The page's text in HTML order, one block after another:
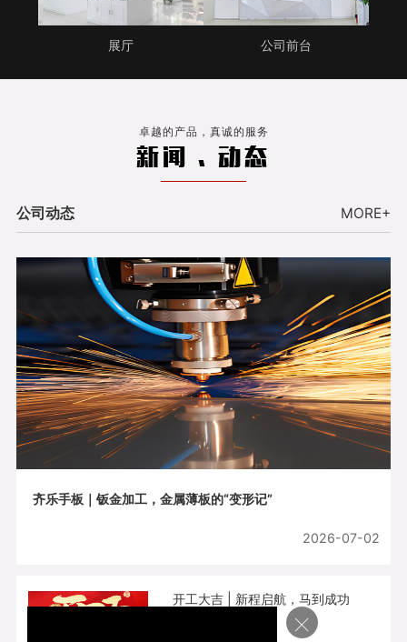
展厅 公司前台
卓越的产品，真诚的服务
新闻 . 动态
公司动态 MORE+
齐乐手板｜钣金加工，金属薄板的“变形记”
2026-07-02
开工大吉 | 新程启航，马到成功
×